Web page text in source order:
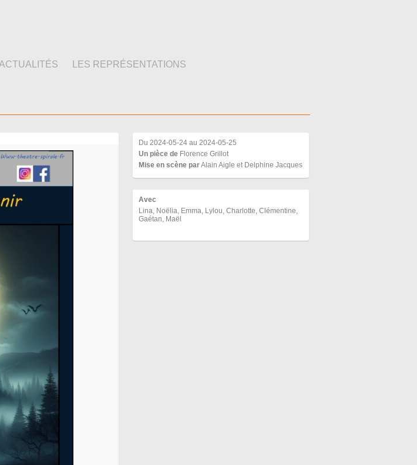
LES REPRÉSENTATIONS
Du 2024-05-24 au 2024-05-25
Un pièce de Florence Grillot
Mise en scène parAlain Aigle et Delphine Jacques
Avec
Lina, Noëlia, Emma, Lylou, Charlotte, Clémentine,
Gaétan, Maël